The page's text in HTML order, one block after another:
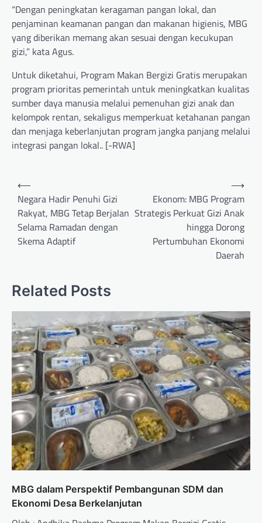
“Dengan peningkatan keragaman pangan lokal, dan
penjaminan keamanan pangan dan makanan higienis, MBG
yang diberikan memang akan sesuai dengan kecukupan
gizi,” kata Agus.
Untuk diketahui, Program Makan Bergizi Gratis merupakan
program prioritas pemerintah untuk meningkatkan kualitas
sumber daya manusia melalui pemenuhan gizi anak dan
kelompok rentan, sekaligus memperkuat ketahanan pangan
dan menjaga keberlanjutan program jangka panjang melalui
integrasi pangan lokal.. [-RWA]
Post
navigation
⟵
Negara Hadir Penuhi Gizi
Rakyat, MBG Tetap Berjalan
Selama Ramadan dengan
Skema Adaptif
Ekonom: MBG Program
Strategis Perkuat Gizi Anak
hingga Dorong
Pertumbuhan Ekonomi
Daerah
⟶
Related Posts
MBG dalam Perspektif Pembangunan SDM dan
Ekonomi Desa Berkelanjutan